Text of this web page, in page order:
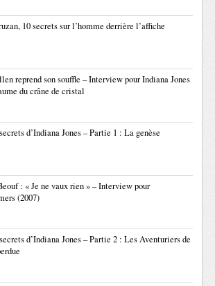
10 secrets sur l’homme derrière l’affiche
reprend son souffle – Interview pour Indiana Jones
du crâne de cristal
d’Indiana Jones – Partie 1 : La genèse
: « Je ne vaux rien » – Interview pour
(2007)
d’Indiana Jones – Partie 2 : Les Aventuriers de